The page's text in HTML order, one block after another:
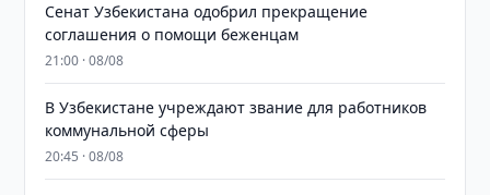
Сенат Узбекистана одобрил прекращение
соглашения о помощи беженцам
21:00 · 08/08
В Узбекистане учреждают звание для работников
коммунальной сферы
20:45 · 08/08